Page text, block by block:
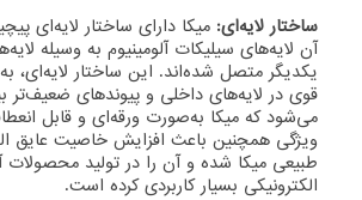
ساختار لایه‌ای: میکا دارای ساختار لایه‌ای
آن لایه‌های سیلیکات آلومینیوم به وسیله
یکدیگر متصل شده‌اند. این ساختار لایه‌ای،
قوی در لایه‌های داخلی و پیوندهای ضعیف‌تر
می‌شود که میکا به‌صورت ورقه‌ای و قابل
ویژگی همچنین باعث افزایش خاصیت عایق
طبیعی میکا شده و آن را در تولید محصولات
الکترونیکی بسیار کاربردی کرده است.